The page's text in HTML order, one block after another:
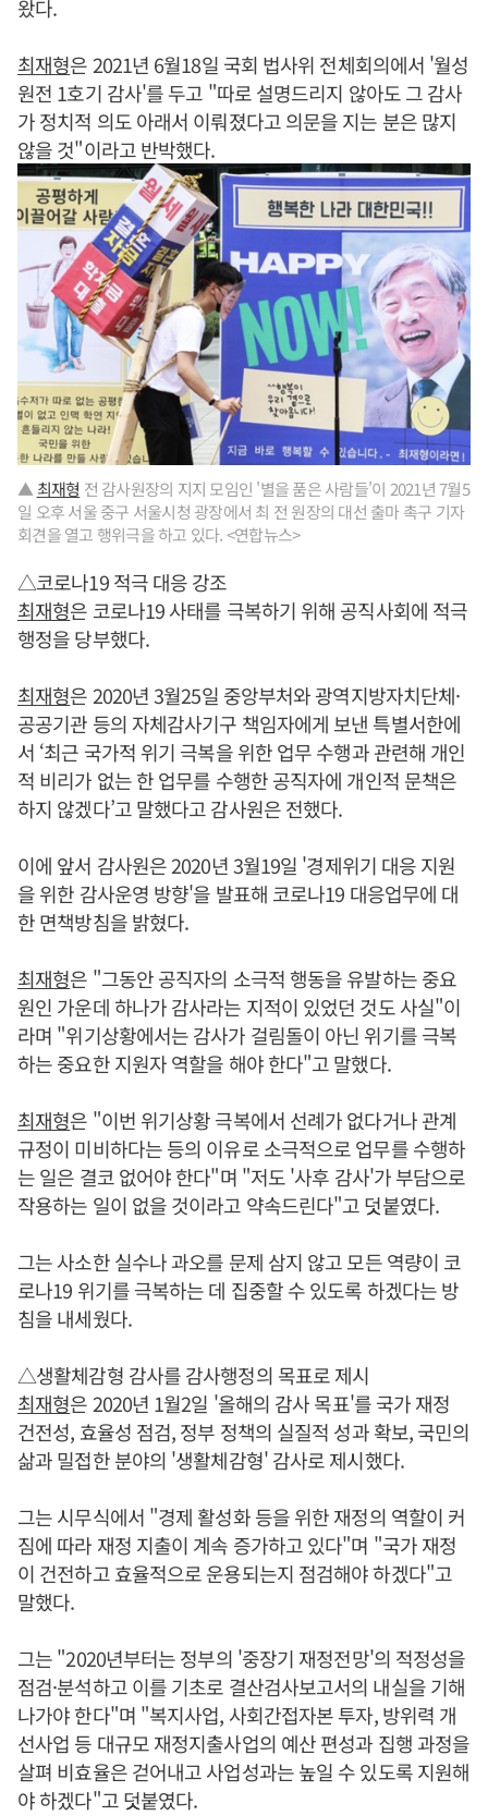
왔다.
최재형은 2021년 6월18일 국회 법사위 전체회의에서 '월성
원전 1호기 감사'를 두고 "따로 설명드리지 않아도 그 감사
가 정치적 의도 아래서 이뤄졌다고 의문을 지는 분은 많지
않을 것"이라고 반박했다.
▲최재형 전 감사원장의 지지 모임인 '별을 품은 사람들'이 2021년 7월5
일 오후 서울 중구 서울시청 광장에서 최 전 원장의 대선 출마 촉구 기자
회견을 열고 행위극을 하고 있다. <연합뉴스>
△코로나19 적극 대응 강조
최재형은 코로나19 사태를 극복하기 위해 공직사회에 적극
행정을 당부했다.
최재형은 2020년 3월25일 중앙부처와 광역지방자치단체·
공공기관 등의 자체감사기구 책임자에게 보낸 특별서한에
서 ‘최근 국가적 위기 극복을 위한 업무 수행과 관련해 개인
적 비리가 없는 한 업무를 수행한 공직자에 개인적 문책은
하지 않겠다’고 말했다고 감사원은 전했다.
이에 앞서 감사원은 2020년 3월19일 '경제위기 대응 지원
을 위한 감사운영 방향'을 발표해 코로나19 대응업무에 대
한 면책방침을 밝혔다.
최재형은 "그동안 공직자의 소극적 행동을 유발하는 중요
원인 가운데 하나가 감사라는 지적이 있었던 것도 사실"이
라며 "위기상황에서는 감사가 걸림돌이 아닌 위기를 극복
하는 중요한 지원자 역할을 해야 한다"고 말했다.
최재형은 "이번 위기상황 극복에서 선례가 없다거나 관계
규정이 미비하다는 등의 이유로 소극적으로 업무를 수행하
는 일은 결코 없어야 한다"며 "저도 '사후 감사'가 부담으로
작용하는 일이 없을 것이라고 약속드린다"고 덧붙였다.
그는 사소한 실수나 과오를 문제 삼지 않고 모든 역량이 코
로나19 위기를 극복하는 데 집중할 수 있도록 하겠다는 방
침을 내세웠다.
△생활체감형 감사를 감사행정의 목표로 제시
최재형은 2020년 1월2일 '올해의 감사 목표'를 국가 재정
건전성, 효율성 점검, 정부 정책의 실질적 성과 확보, 국민의
삶과 밀접한 분야의 '생활체감형' 감사로 제시했다.
그는 시무식에서 "경제 활성화 등을 위한 재정의 역할이 커
짐에 따라 재정 지출이 계속 증가하고 있다"며 "국가 재정
이 건전하고 효율적으로 운용되는지 점검해야 하겠다"고
말했다.
그는 "2020년부터는 정부의 '중장기 재정전망'의 적정성을
점검·분석하고 이를 기초로 결산검사보고서의 내실을 기해
나가야 한다"며 "복지사업, 사회간접자본 투자, 방위력 개
선사업 등 대규모 재정지출사업의 예산 편성과 집행 과정을
살펴 비효율은 걷어내고 사업성과는 높일 수 있도록 지원해
야 하겠다"고 덧붙였다.